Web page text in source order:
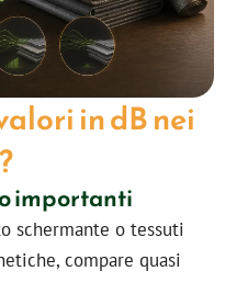
in dB nei
importanti
schermante o tessuti
compare quasi